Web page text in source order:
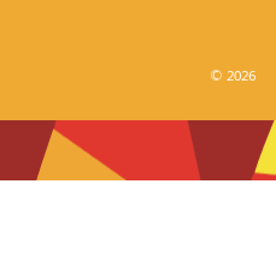
© 2026